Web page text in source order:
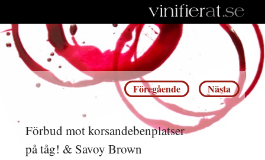
Inläggsnavigering
Föregående Nästa
Förbud mot korsandebenplatser
på tåg! & Savoy Brown